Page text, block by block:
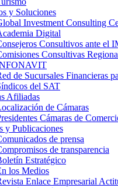
y Soluciones
Investment Consulting
Digital
Consultivos ante el
Consultivas
de Sucursales Financieras
del SAT
Afiliadas
de Cámaras
Cámaras de
y Publicaciones
de prensa
de transparencia
Estratégico
los Medios
Enlace Empresarial